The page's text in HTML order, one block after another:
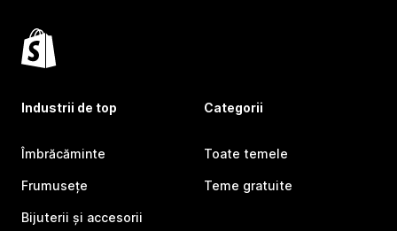
Industrii de top
Îmbrăcăminte
Frumusețe
Bijuterii și accesorii
Categorii
Toate temele
Teme gratuite